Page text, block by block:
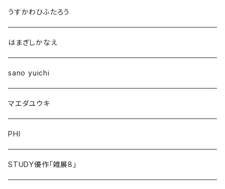
うすかわひふたろう
はまぎしかなえ
sano yuichi
マエダユウキ
PHI
STUDY優作「雑展8」